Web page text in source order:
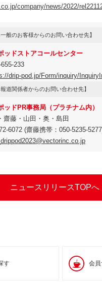
company/news/2022/
一般のお客様からのお問い合わせ先】
ッドストアコールセンター
233
drip-pod.jp/Form/inquiry/
報道関係者からのお問い合わせ先】
ッドPR事務局（プラチナム内）
齋藤・山田・奥・島田
6072 (齋藤携帯：050-5235-
ニュースリリースTOPへ
す 会員